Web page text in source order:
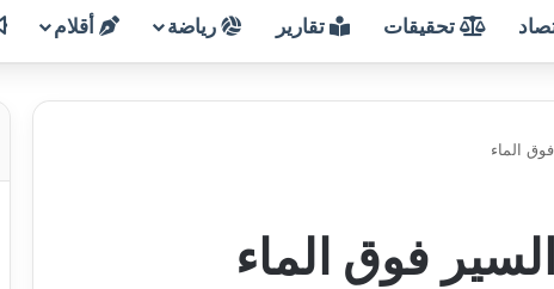
تحقيقات تقارير رياضة أقلام
الماء
فوق الماء